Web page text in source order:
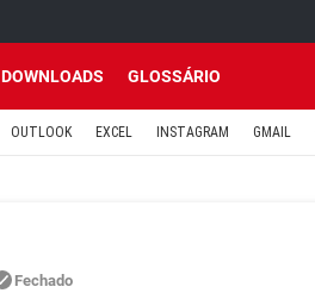
DOWNLOADS GLOSSÁRIO
OUTLOOK EXCEL INSTAGRAM GMAIL
Fechado